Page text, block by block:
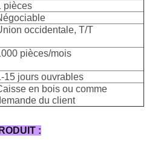
pièces
occidentale, T/T
pièces/mois
15 jours ouvrables
en bois ou comme
du client
: